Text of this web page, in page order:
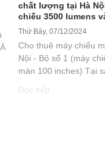
chất lượng tại Hà
chiếu 3500 lumens
Thứ Bảy, 07/12/2024
Cho thuê máy chiếu
Nội - Bộ số 1 (máy
màn 100 inches) Tại
Đọc tiếp